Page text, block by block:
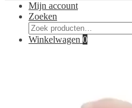
Mijn account
Zoeken
Zoeken
naar:
Winkelwagen 0